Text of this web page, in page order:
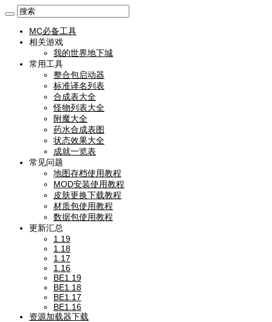
MC必备工具
相关游戏
我的世界地下城
常用工具
整合包启动器
标准译名列表
合成表大全
怪物列表大全
附魔大全
药水合成表图
状态效果大全
成就一览表
常见问题
地图存档使用教程
MOD安装使用教程
皮肤更换下载教程
材质包使用教程
数据包使用教程
更新汇总
1.19
1.18
1.17
1.16
BE1.19
BE1.18
BE1.17
BE1.16
资源加载器下载